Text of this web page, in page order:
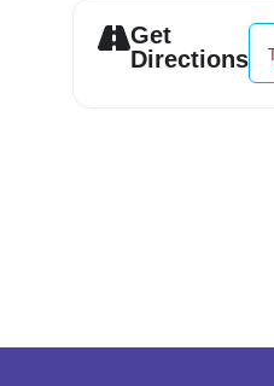
Get
Directions